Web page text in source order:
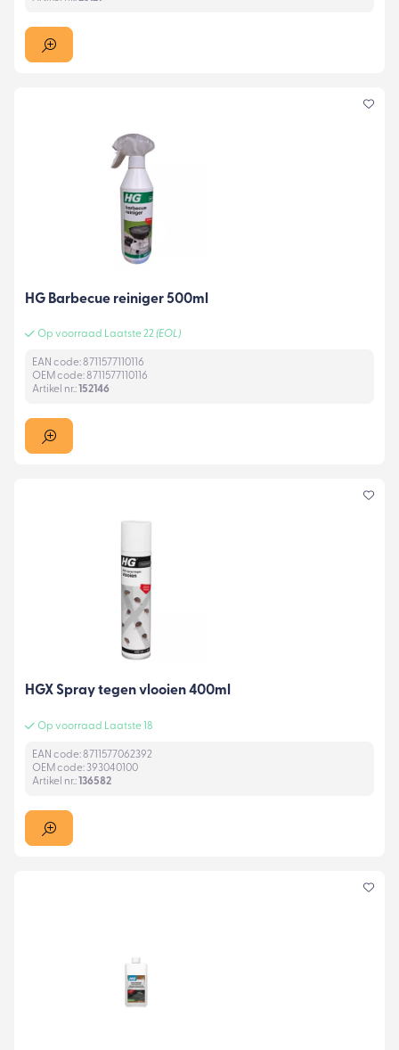
HG Barbecue reiniger 500ml
Op voorraad Laatste 22 (EOL)
EAN code: 8711577110116
OEM code: 8711577110116
Artikel nr.:152146
HGX Spray tegen vlooien 400ml
Op voorraad Laatste 18
EAN code: 8711577062392
OEM code: 393040100
Artikel nr.:136582